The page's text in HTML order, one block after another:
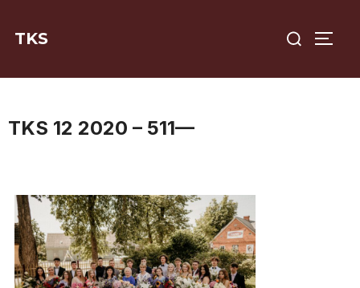
TKS
for:
TKS 12 2020 – 511—